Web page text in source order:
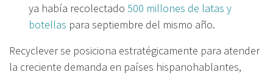
ya había recolectado 500 millones de latas y
botellas para septiembre del mismo año.
Recyclever se posiciona estratégicamente para atender
la creciente demanda en países hispanohablantes,